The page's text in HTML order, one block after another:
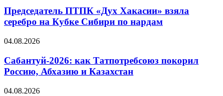
Председатель ПТПК «Дух Хакасии» взяла
серебро на Кубке Сибири по нардам
04.08.2026
Сабантуй-2026: как Татпотребсоюз покорил
Россию, Абхазию и Казахстан
04.08.2026